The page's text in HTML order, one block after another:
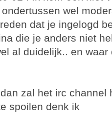
wel
dat je ingelogd
die je anders niet
al duidelijk.. en
zal het irc channel
spoilen denk ik